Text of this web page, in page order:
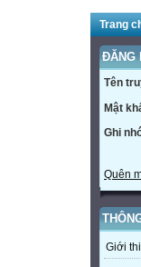
Trang
ĐĂNG
Tên
Mật
Ghi
Quên
Giới